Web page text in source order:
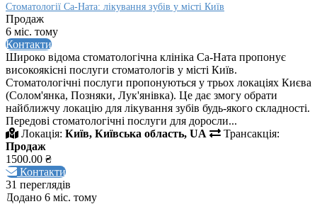
Стоматології Са-Ната: лікування зубів у місті Київ
Продаж
6 міс. тому
Контакти
Широко відома стоматологічна клініка Са-Ната пропонує
високоякісні послуги стоматологів у місті Київ.
Стоматологічні послуги пропонуються у трьох локаціях Києва
(Солом'янка, Позняки, Лук'янівка). Це дає змогу обрати
найближчу локацію для лікування зубів будь-якого складності.
Передові стоматологічні послуги для доросли...
Локація: Київ, Київська область, UA
Трансакція:
Продаж
1500.00 ₴
Контакти
31 переглядів
Додано 6 міс. тому